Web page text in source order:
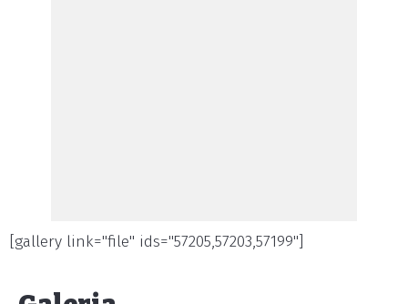
[gallery link="file" ids="57205,57203,57199"]